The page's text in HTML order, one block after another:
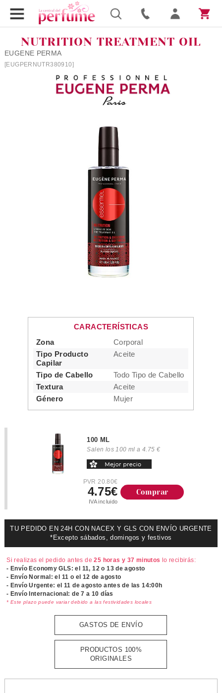
NUTRITION TREATMENT OIL
EUGENE PERMA
[EUGPERNUTR380910]
CARACTERÍSTICAS
Zona
Corporal
Tipo Producto
Capilar
Aceite
Tipo de Cabello
Todo Tipo de Cabello
Textura
Aceite
Género
Mujer
100 ML
Salen los 100 ml a 4.75 €
PVR 20.80€
4.75€
IVA incluido
Comprar
TU PEDIDO EN 24H CON NACEX Y GLS CON ENVÍO URGENTE
*Excepto sábados, domingos y festivos
Si realizas el pedido antes de25 horas y 37 minutos lo recibirás:
- Envío Economy GLS: el 11, 12 o 13 de agosto
- Envío Normal: el 11 o el 12 de agosto
- Envío Urgente: el11 de agosto antes de las 14:00h
- Envío Internacional: de 7 a 10 días
* Este plazo puede variar debido a las festividades locales
GASTOS DE ENVÍO
PRODUCTOS 100%
ORIGINALES